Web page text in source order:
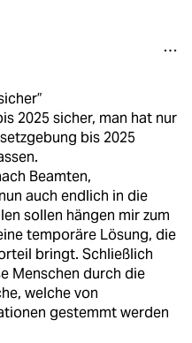
2025 sicher, man hat nur
bis 2025
Beamten,
auch endlich in die
sollen hängen mir zum
temporäre Lösung, die
bringt. Schließlich
Menschen durch die
welche von
gestemmt werden